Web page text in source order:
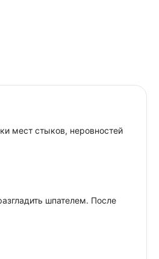
мест стыков, неровностей
шпателем. После